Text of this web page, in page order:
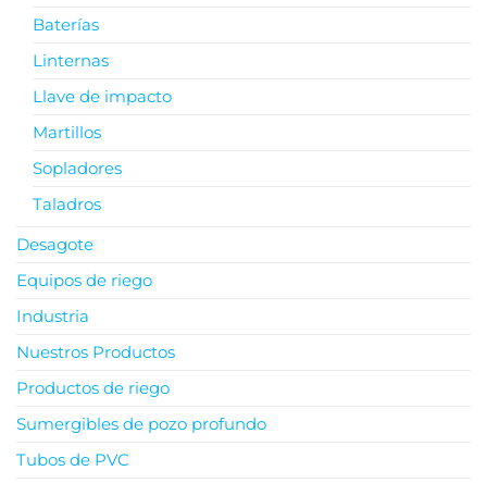
Baterías
Linternas
Llave de impacto
Martillos
Sopladores
Taladros
Desagote
Equipos de riego
Industria
Nuestros Productos
Productos de riego
Sumergibles de pozo profundo
Tubos de PVC